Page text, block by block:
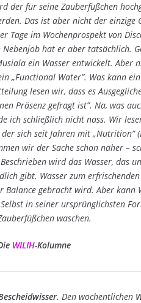
der für seine Zauberfüßchen
Das ist aber nicht der
Tage im Wochenprospekt von
hat er aber tatsächlich.
ein Wasser entwickelt.
„Functional Water”. Was kann
lesen wir, dass es
Präsenz gefragt ist”. Na, was
ich schließlich nicht nass. Wir
sich seit Jahren mit
wir der Sache schon näher –
wird das Wasser, das
gibt. Wasser zum
Balance gebracht wird. Aber
Selbst in seiner ursprünglichsten
waschen.
WILIH-Kolumne
Den wöchentlichen